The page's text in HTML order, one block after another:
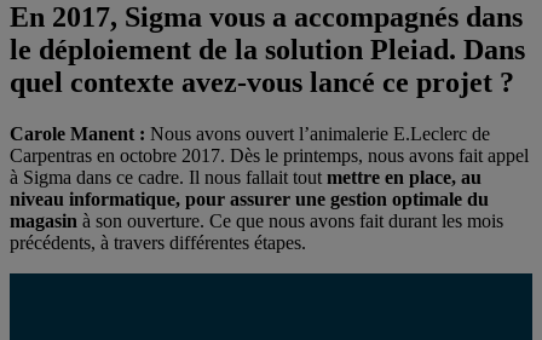
En 2017, Sigma vous a accompagnés dans
le déploiement de la solution Pleiad. Dans
quel contexte avez-vous lancé ce projet ?
Carole Manent : Nous avons ouvert l’animalerie E.Leclerc de
Carpentras en octobre 2017. Dès le printemps, nous avons fait appel
à Sigma dans ce cadre. Il nous fallait tout mettre en place, au
niveau informatique, pour assurer une gestion optimale du
magasin à son ouverture. Ce que nous avons fait durant les mois
précédents, à travers différentes étapes.